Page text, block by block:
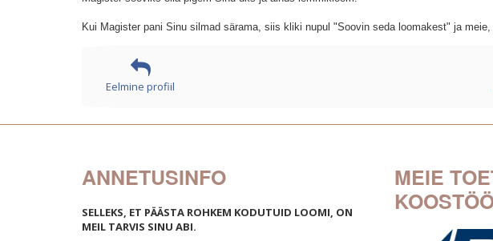
Kui Magister pani Sinu silmad särama, siis kliki nupul "Soovin seda loomakest" ja
Eelmine profiil
ANNETUSINFO
SELLEKS, ET PÄÄSTA ROHKEM KODUTUID LOOMI, ON
MEIL TARVIS SINU ABI.
MEIE